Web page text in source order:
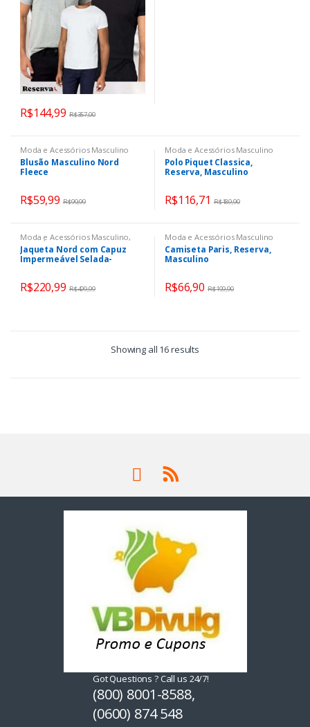
R$144,99 R$357,00
Moda e Acessórios Masculino
Blusão Masculino Nord
Fleece
R$59,99 R$99,99
Moda e Acessórios Masculino
Polo Piquet Classica,
Reserva, Masculino
R$116,71 R$189,90
Moda e Acessórios Masculino,
Moda Íntima Feminina
Jaqueta Nord com Capuz
Impermeável Selada-
R$220,99 R$499,99
Moda e Acessórios Masculino
Camiseta Paris, Reserva,
Masculino
R$66,90 R$199,90
Showing all 16 results
Got Questions ? Call us 24/7!
(800) 8001-8588,
(0600) 874 548